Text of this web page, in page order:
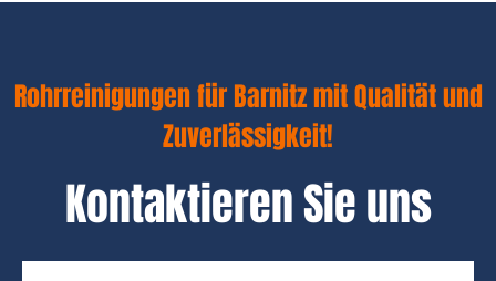
Rohrreinigungen für Barnitz mit Qualität und
Zuverlässigkeit!
Kontaktieren Sie uns